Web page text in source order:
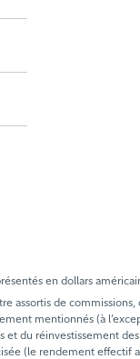
en dollars
assortis de
mentionnés (à
du réinvestissement
(le rendement